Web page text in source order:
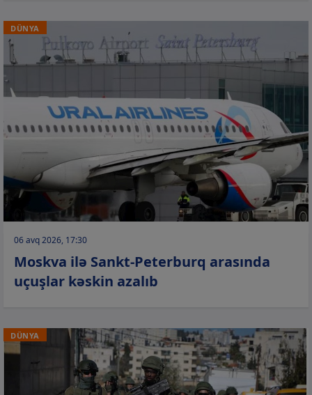
DÜNYA
06 avq 2026, 17:30
Moskva ilə Sankt-Peterburq arasında
uçuşlar kəskin azalıb
DÜNYA